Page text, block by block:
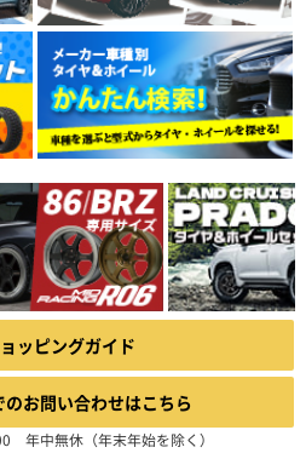
ッピングガイド
のお問い合わせはこちら
年中無休（年末年始を除く）